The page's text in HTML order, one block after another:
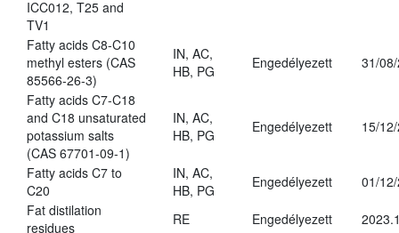
ICC012, T25 and
TV1
Fatty acids C8-C10
methyl esters (CAS
85566-26-3)
IN, AC,
HB, PG
Engedélyezett 31/
Fatty acids C7-C18
and C18 unsaturated
potassium salts
(CAS 67701-09-1)
IN, AC,
HB, PG
Engedélyezett 15/
Fatty acids C7 to
C20
IN, AC,
HB, PG
Engedélyezett
01/
Fat distilation
residues
RE Engedélyezett